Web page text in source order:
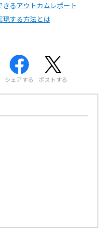
るアウトカムレポート
する方法とは
シェアする ポストする